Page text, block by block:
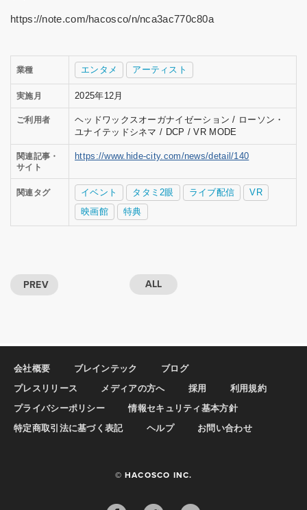
https://note.com/hacosco/n/nca3ac770c80a
業種 エンタメ アーティスト
実施月 2025年12月
ご利用者
ヘッドワックスオーガナイゼーション / ローソン・
ユナイテッドシネマ / DCP / VR MODE
関連記事・
サイト
https://www.hide-city.com/news/detail/140
関連タグ イベント タタミ2眼 ライブ配信
VR
映画館
特典
PREV ALL
会社概要 ブレインテック
ブログ
プレスリリース
メディアの方へ 採用
利用規約
プライバシーポリシー
情報セキュリティ基本方針
特定商取引法に基づく表記
ヘルプ お問い合わせ
© HACOSCO INC.